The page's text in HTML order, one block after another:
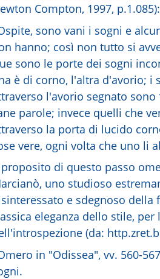
Compton, 1997, p.1.085):
sono vani i sogni e
hanno; così non tutto si
sono le porte dei sogni
è di corno, l'altra d'avorio; i
l'avorio segnato
parole; invece quelli che
la porta di lucido
vere, ogni volta che uno li
proposito di questo passo
uno studioso
e sdegnoso
eleganza dello stile,
(da:
in "Odissea", vv. 560-